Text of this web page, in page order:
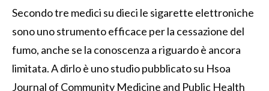
Secondo tre medici su dieci le sigarette elettroniche
sono uno strumento efficace per la cessazione del
fumo, anche se la conoscenza a riguardo è ancora
limitata. A dirlo è uno studio pubblicato su Hsoa
Journal of Community Medicine and Public Health